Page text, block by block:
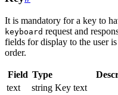
It is mandatory for a key to
keyboard request and
fields for display to the user
order.
Field Type
text
string Key text